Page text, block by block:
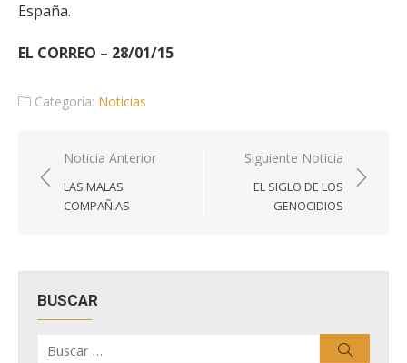
España.
EL CORREO – 28/01/15
Categoría: Noticias
Navegación
de
entradas
Noticia Anterior
LAS MALAS
COMPAÑIAS
Siguiente Noticia
EL SIGLO DE LOS
GENOCIDIOS
BUSCAR
por: